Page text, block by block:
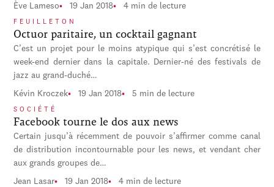
Ève Lameso 19 Jan 2018 4 min de lecture
FEUILLETON
Octuor paritaire, un cocktail gagnant
C’est un projet pour le moins atypique qui s’est concrétisé le
week-end dernier dans la capitale. Dernier-né des festivals de
jazz au grand-duché…
Kévin Kroczek 19 Jan 2018 5 min de lecture
SOCIÉTÉ
Facebook tourne le dos aux news
Certain jusqu’à récemment de pouvoir s’affirmer comme canal
de distribution incontournable pour les news, et vendant cher
aux grands groupes de…
Jean Lasar 19 Jan 2018 4 min de lecture